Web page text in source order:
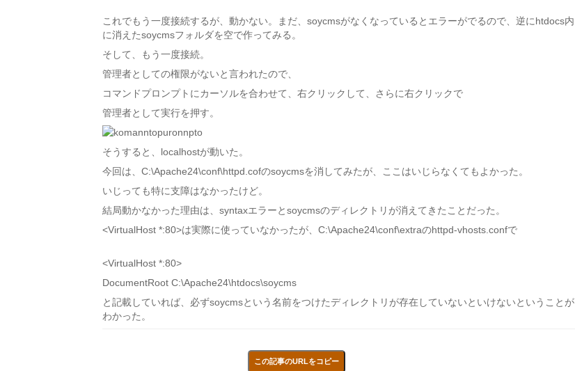
これでもう一度接続するが、動かない。まだ、soycmsがなくなっているとエラーがでるので、逆にhtdocs内
に消えたsoycmsフォルダを空で作ってみる。
そして、もう一度接続。
管理者としての権限がないと言われたので、
コマンドプロンプトにカーソルを合わせて、右クリックして、さらに右クリックで
管理者として実行を押す。
そうすると、localhostが動いた。
今回は、C:\Apache24\conf\httpd.cofのsoycmsを消してみたが、ここはいじらなくてもよかった。
いじっても特に支障はなかったけど。
結局動かなかった理由は、syntaxエラーとsoycmsのディレクトリが消えてきたことだった。
<VirtualHost *:80>は実際に使っていなかったが、C:\Apache24\conf\extraのhttpd-vhosts.confで
<VirtualHost *:80>
DocumentRoot C:\Apache24\htdocs\soycms
と記載していれば、必ずsoycmsという名前をつけたディレクトリが存在していないといけないということが
わかった。
この記事のURLをコピー